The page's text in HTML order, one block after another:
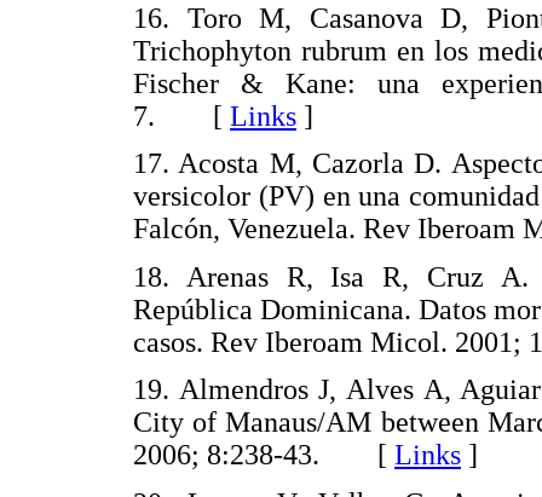
16. Toro M, Casanova D,
Trichophyton rubrum en los
Fischer & Kane: una
7. [ Links ]
17. Acosta M, Cazorla D.
versicolor (PV) en una
Falcón, Venezuela. Rev
18. Arenas R, Isa R, Cruz A.
República Dominicana. Datos
casos. Rev Iberoam Micol.
19. Almendros J, Alves A,
City of Manaus/AM between
2006; 8:238-43. [ Links ]